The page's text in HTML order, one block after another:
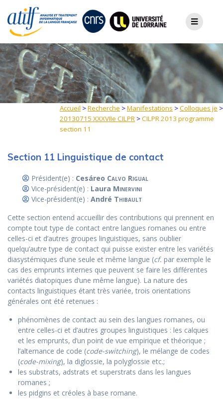
content
Accueil >Recherche >Manifestations >Colloques je >
20130715 XXXVIIe CILPR >CILPR 2013 programme
section 11
Section 11 Linguistique de contact
Président(e) : Cesáreo Calvo Rigual
Vice-président(e) : Laura Minervini
Vice-président(e) : André Thibault
Cette section entend accueillir des contributions qui prennent en
compte tout type de contact entre langues romanes ou entre
celles-ci et d’autres groupes linguistiques, sans oublier
quelqu’autre type de contact qui puisse exister entre les variétés
diasystémiques d’une seule et même langue (cf. par exemple le
cas des emprunts internes que peuvent se faire les différentes
variétés diatopiques d’une même langue). La nature des
contacts linguistiques étant très variée, trois orientations
générales ont été retenues :
phénomènes de contact au sein des langues romanes, ou
entre celles-ci et d’autres groupes linguistiques : les calques
et les emprunts, d’un point de vue empirique et théorique ;
l’alternance de code (code-switching), le mélange de codes
(code-mixing), la diglossie, la polyglossie etc.;
les substrats, adstrats et superstrats dans les langues
romanes ;
les pidgins et créoles à base romane.